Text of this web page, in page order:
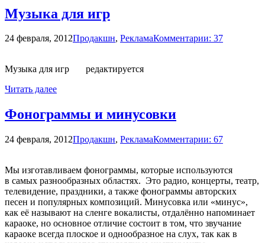
Музыка для игр
24 февраля, 2012Продакшн, РекламаКомментарии: 37
Музыка для игр редактируется
Читать далее
Фонограммы и минусовки
24 февраля, 2012Продакшн, РекламаКомментарии: 67
Мы изготавливаем фонограммы, которые используются
в самых разнообразных областях. Это радио, концерты, театр,
телевидение, праздники, а также фонограммы авторских
песен и популярных композиций. Минусовка или «минус»,
как её называют на сленге вокалисты, отдалённо напоминает
караоке, но основное отличие состоит в том, что звучание
караоке всегда плоское и однообразное на слух, так как в